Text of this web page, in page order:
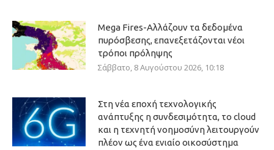
Mega Fires-Αλλάζουν τα δεδομένα
πυρόσβεσης, επανεξετάζονται νέοι
τρόποι πρόληψης
Σάββατο, 8 Αυγούστου 2026, 10:18
Στη νέα εποχή τεχνολογικής
ανάπτυξης η συνδεσιμότητα, το cloud
και η τεχνητή νοημοσύνη λειτουργούν
πλέον ως ένα ενιαίο οικοσύστημα